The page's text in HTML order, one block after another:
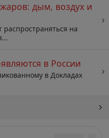
дым, воздух и
на
в России
в Докладах